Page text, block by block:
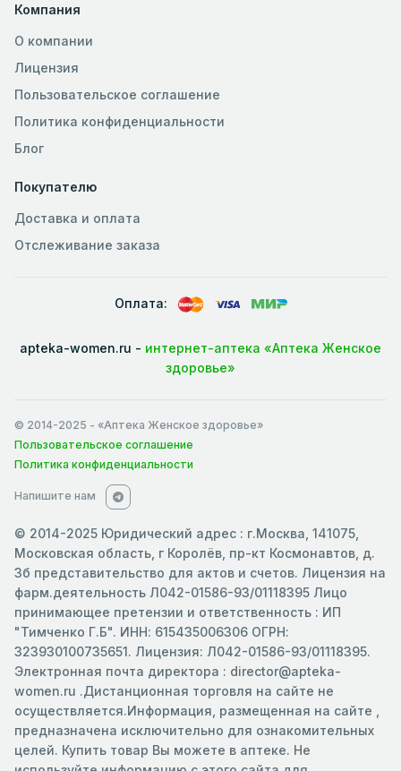
Компания
О компании
Лицензия
Пользовательское соглашение
Политика конфиденциальности
Блог
Покупателю
Доставка и оплата
Отслеживание заказа
Оплата:
apteka-women.ru - интернет-аптека «Аптека Женское
здоровье»
© 2014-2025 - «Аптека Женское здоровье»
Пользовательское соглашение
Политика конфиденциальности
Напишите нам
© 2014-2025 Юридический адрес : г.Москва, 141075,
Московская область, г Королёв, пр-кт Космонавтов, д.
3б представительство для актов и счетов. Лицензия на
фарм.деятельность Л042-01586-93/01118395 Лицо
принимающее претензии и ответственность : ИП
"Тимченко Г.Б". ИНН: 615435006306 ОГРН:
323930100735651. Лицензия: Л042-01586-93/01118395.
Электронная почта директора : director@apteka-
women.ru .Дистанционная торговля на сайте не
осуществляется.Информация, размещенная на сайте ,
предназначена исключительно для ознакомительных
целей. Купить товар Вы можете в аптеке. Не